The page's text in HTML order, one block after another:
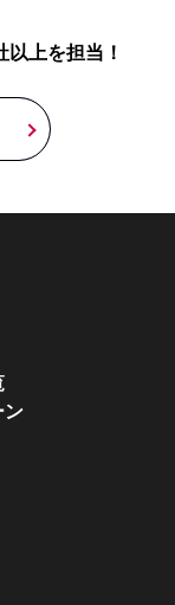
上を担当！
ン